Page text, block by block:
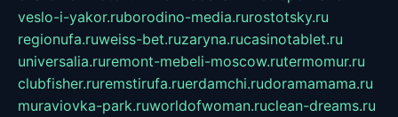
veslo-i-yakor.ruborodino-media.rurostotsky.ru
regionufa.ruweiss-bet.ruzaryna.rucasinotablet.ru
universalia.ruremont-mebeli-moscow.rutermomur.ru
clubfisher.ruremstirufa.ruerdamchi.rudoramamama.ru
muraviovka-park.ruworldofwoman.ruclean-dreams.ru